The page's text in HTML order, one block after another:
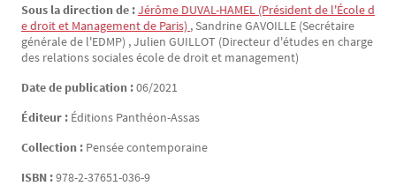
Sous la direction de :Jérôme DUVAL-HAMEL (Président de l'École d
e droit et Management de Paris) , SandrineGAVOILLE (Secrétaire
générale de l'EDMP) ,Julien GUILLOT (Directeur d'études en charge
des relations sociales école de droit et management)
Date de publication :06/2021
Éditeur : Éditions Panthéon-Assas
Collection : Pensée contemporaine
ISBN :978-2-37651-036-9